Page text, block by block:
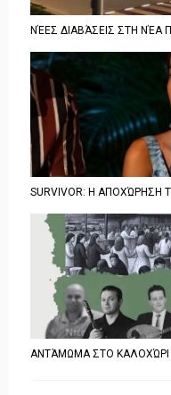
ΝΈΕΣ ΔΙΑΒΆΣΕΙΣ ΣΤΗ ΝΈΑ
SURVIVOR: Η ΑΠΟΧΏΡΗΣΗ
ΑΝΤΆΜΩΜΑ ΣΤΟ ΚΑΛΟΧΏΡΙ